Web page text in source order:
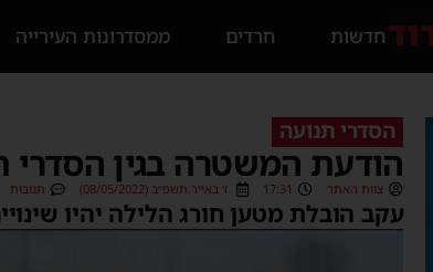
חדשות חרדים ממסדרונות העירייה
הסדרי תנועה
הודעת המשטרה בגין הסדרי
צוות האתר 17:31 ז׳ באייר תשפ״ב (08/05/2022) תגובות
עקב הובלת מטען חורג הלילה יהיו